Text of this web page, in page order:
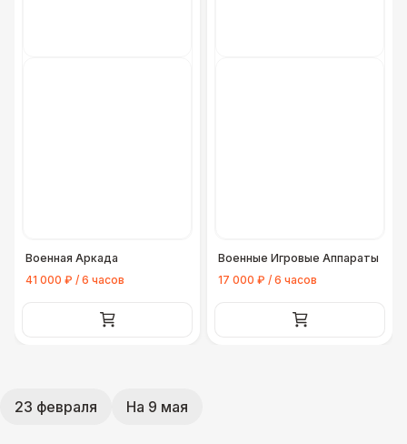
Военная Аркада
41 000 ₽ / 6 часов
Военные Игровые Аппараты
17 000 ₽ / 6 часов
23 февраля На 9 мая